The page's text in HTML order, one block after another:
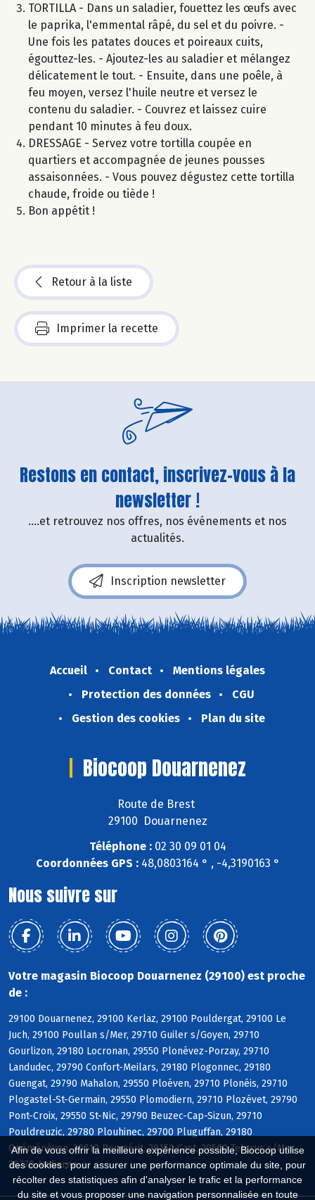
Afin de vous offrir la meilleure expérience possible, Biocoop utilise
des cookies : pour assurer une performance optimale du site, pour
récolter des statistiques afin d'analyser le trafic et la performance
du site et vous proposer une navigation personnalisée en toute
TORTILLA - Dans un saladier, fouettez les œufs avec
le paprika, l'emmental râpé, du sel et du poivre. -
Une fois les patates douces et poireaux cuits,
égouttez-les. - Ajoutez-les au saladier et mélangez
délicatement le tout. - Ensuite, dans une poêle, à
feu moyen, versez l'huile neutre et versez le
contenu du saladier. - Couvrez et laissez cuire
pendant 10 minutes à feu doux.
DRESSAGE - Servez votre tortilla coupée en
quartiers et accompagnée de jeunes pousses
assaisonnées. - Vous pouvez dégustez cette tortilla
chaude, froide ou tiède !
Bon appétit !
Retour à la liste
Imprimer la recette
Restons en contact, inscrivez-vous à la
newsletter !
....et retrouvez nos offres, nos événements et nos
actualités.
Inscription newsletter
Accueil Contact
Mentions légales
Protection des données
CGU
Gestion des cookies
Plan du site
Biocoop Douarnenez
Route de Brest
29100 Douarnenez
Téléphone :02 30 09 01 04
Coordonnées GPS :48,0803164 ° , -4,3190163 °
Nous suivre sur
Votre magasin Biocoop Douarnenez (29100) est proche
de :
29100 Douarnenez, 29100 Kerlaz, 29100 Pouldergat, 29100 Le
Juch, 29100 Poullan s/Mer, 29710 Guiler s/Goyen, 29710
Gourlizon, 29180 Locronan, 29550 Plonévez-Porzay, 29710
Landudec, 29790 Confort-Meilars, 29180 Plogonnec, 29180
Guengat, 29790 Mahalon, 29550 Ploéven, 29710 Plonéis, 29710
Plogastel-St-Germain, 29550 Plomodiern, 29710 Plozévet, 29790
Pont-Croix, 29550 St-Nic, 29790 Beuzec-Cap-Sizun, 29710
Pouldreuzic, 29780 Plouhinec, 29700 Pluguffan, 29180
Quéménéven, 29710 Peumérit, 29150 Cast, 29560 Telgruc s/Mer,
29770 Audierne